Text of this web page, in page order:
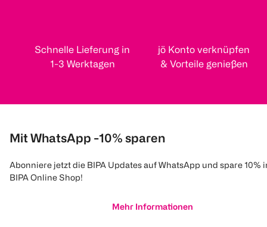
Schnelle Lieferung in
1-3 Werktagen
jö Konto verknüpfen
& Vorteile genießen
Mit WhatsApp -10% sparen
Abonniere jetzt die BIPA Updates auf WhatsApp und spare 10%
BIPA Online Shop!
Mehr Informationen